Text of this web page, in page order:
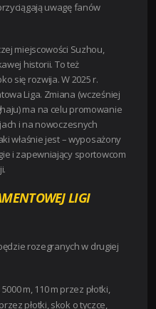
uwagę fanów
miejscowości Suzhou,
historii. To też
się rozwija. W 2025 r.
Liga. Zmiana (wcześniej
ma na celu promowanie
i na nowoczesnych
właśnie jest – wyposażony
i zapewniający sportowcom
LIGI
rozegranych w drugiej
5000 m, 110 m przez płotki,
płotki, skok o tyczce,